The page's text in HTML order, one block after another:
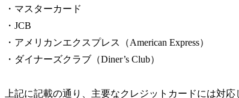
・マスターカード
・JCB
・アメリカンエクスプレス（American Express）
・ダイナーズクラブ（Diner’s Club）
上記に記載の通り、主要なクレジットカードには対